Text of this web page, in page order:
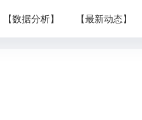
【数据分析】 【最新动态】